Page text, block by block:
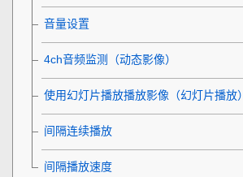
音量设置
4ch音频监测 （动态影像）
使用幻灯片播放播放影像（幻灯片播放）
间隔连续播放
间隔播放速度